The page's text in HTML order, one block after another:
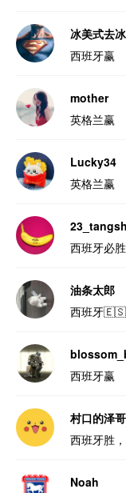
冰美式去冰
西班牙赢
mother
英格兰赢
Lucky34
英格兰赢
西班牙必胜
油条太郎
西班牙🇪🇸
西班牙赢
村口的泽哥
西班牙胜
Noah